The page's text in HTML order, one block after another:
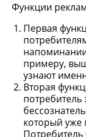
Функции
Первая
примеру,
узнают
Вторая
потребитель
который уже